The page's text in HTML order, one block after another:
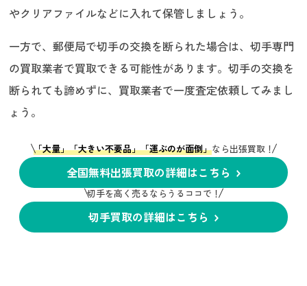
やクリアファイルなどに入れて保管しましょう。
一方で、郵便局で切手の交換を断られた場合は、切手専門
の買取業者で買取できる可能性があります。切手の交換を
断られても諦めずに、買取業者で一度査定依頼してみまし
ょう。
「大量」「大きい不要品」「運ぶのが面倒」なら出張買取！
全国無料出張買取の詳細はこちら
切手を高く売るならうるココで！
切手買取の詳細はこちら